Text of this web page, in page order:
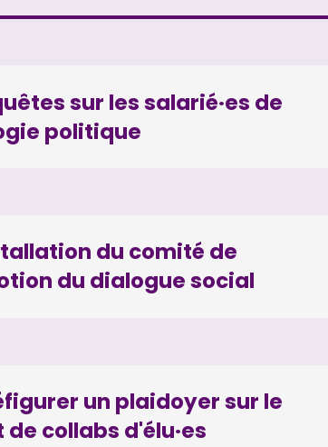
sur les salarié·es de
politique
du comité de
du dialogue social
un plaidoyer sur le
collabs d'élu·es